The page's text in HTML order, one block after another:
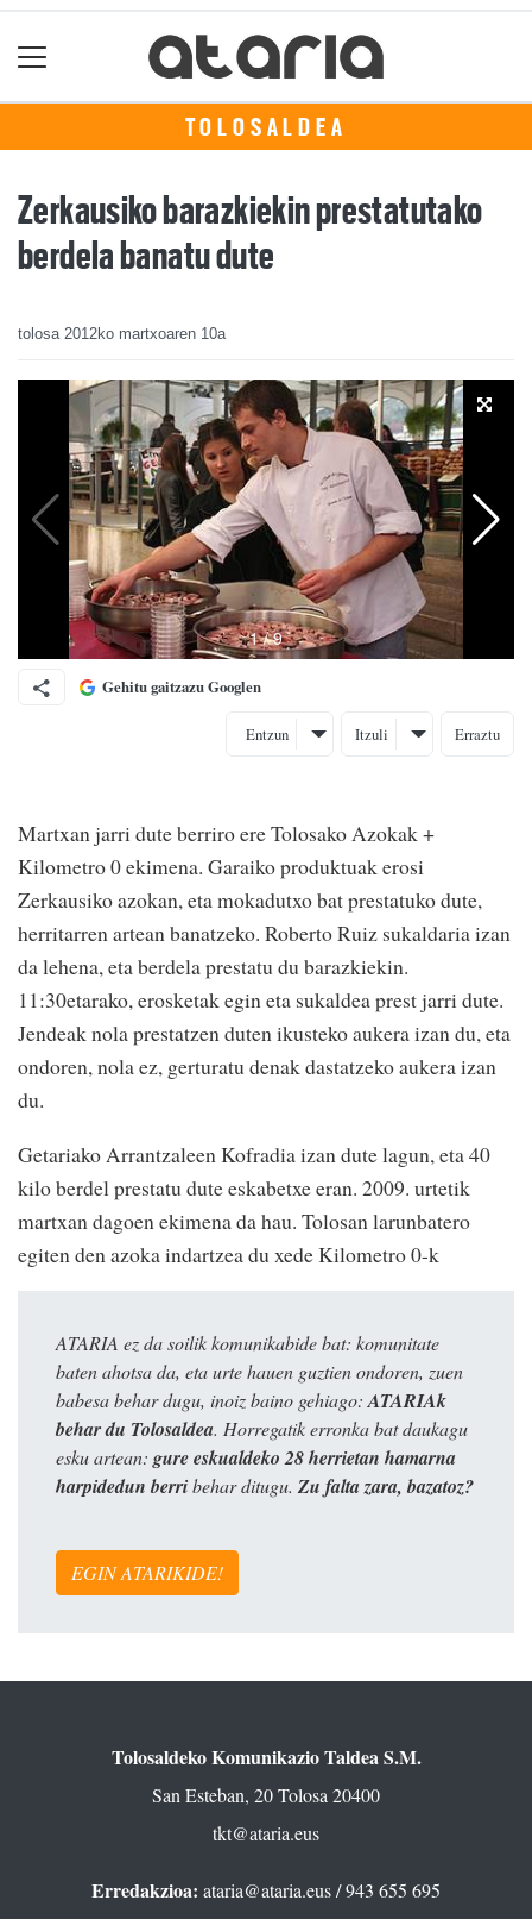
TOLOSALDEA
Zerkausiko barazkiekin prestatutako
berdela banatu dute
tolosa 2012ko martxoaren 10a
Gehitu gaitzazu Googlen
Entzun Itzuli Erraztu
Martxan jarri dute berriro ere Tolosako Azokak +
Kilometro 0 ekimena. Garaiko produktuak erosi
Zerkausiko azokan, eta mokadutxo bat prestatuko dute,
herritarren artean banatzeko. Roberto Ruiz sukaldaria izan
da lehena, eta berdela prestatu du barazkiekin.
11:30etarako, erosketak egin eta sukaldea prest jarri dute.
Jendeak nola prestatzen duten ikusteko aukera izan du, eta
ondoren, nola ez, gerturatu denak dastatzeko aukera izan
du.
Getariako Arrantzaleen Kofradia izan dute lagun, eta 40
kilo berdel prestatu dute eskabetxe eran. 2009. urtetik
martxan dagoen ekimena da hau. Tolosan larunbatero
egiten den azoka indartzea du xede Kilometro 0-k
ATARIA ez da soilik komunikabide bat: komunitate
baten ahotsa da, eta urte hauen guztien ondoren, zuen
babesa behar dugu, inoiz baino gehiago:ATARIAk
behar du Tolosaldea. Horregatik erronka bat daukagu
esku artean: gure eskualdeko 28 herrietan hamarna
harpidedun berribehar ditugu. Zu falta zara, bazatoz?
EGIN ATARIKIDE!
Tolosaldeko Komunikazio Taldea S.M.
San Esteban, 20 Tolosa 20400
tkt@ataria.eus
Erredakzioa: ataria@ataria.eus/ 943 655 695